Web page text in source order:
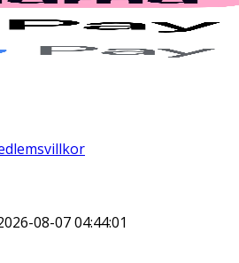
08-07 04:44:01